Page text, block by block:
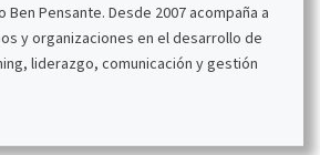
Pensante. Desde 2007 acompaña a
y organizaciones en el desarrollo de
liderazgo, comunicación y gestión